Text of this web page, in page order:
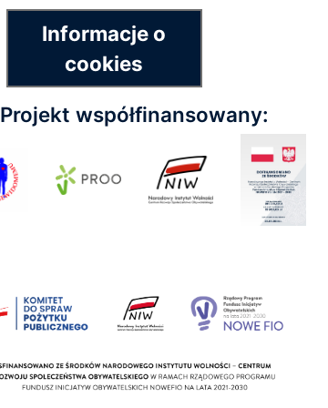
Informacje o
cookies
Projekt współfinansowany: